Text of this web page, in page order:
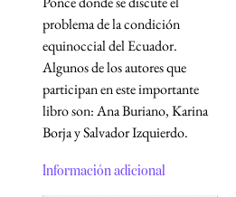
problema de la condición
equinoccial del Ecuador.
Algunos de los autores que
participan en este importante
libro son: Ana Buriano, Karina
Borja y Salvador Izquierdo.
Información adicional